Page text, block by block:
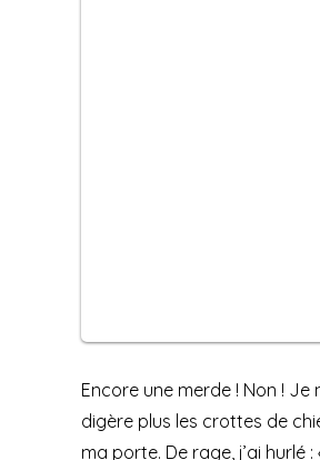
Encore une merde ! Non !
digère plus les crottes de
ma porte. De rage, j’ai hurlé